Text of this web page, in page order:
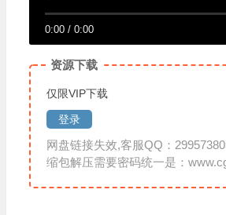
0:00/ 0:00
资源下载
仅限VIP下载
登录
网盘链接失效,客服QQ：
缩包解压需要密码统一是：